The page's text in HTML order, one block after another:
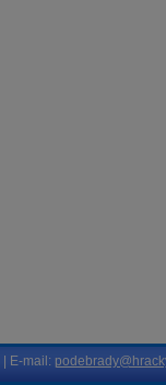
| E-mail: